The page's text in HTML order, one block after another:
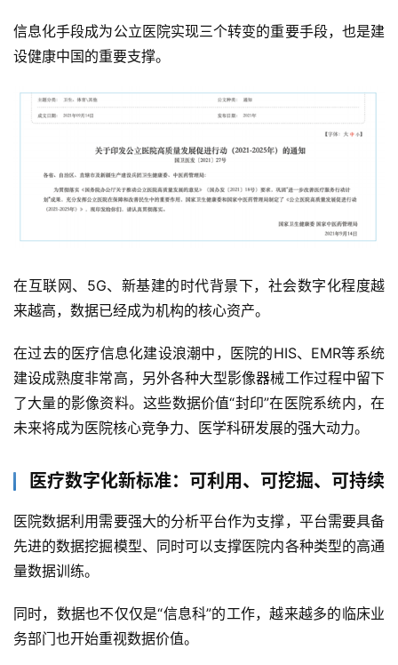
信息化手段成为公立医院实现三个转变的重要手段，也是建
设健康中国的重要支撑。
在互联网、5G、新基建的时代背景下，社会数字化程度越
来越高，数据已经成为机构的核心资产。
在过去的医疗信息化建设浪潮中，医院的HIS、EMR等系统
建设成熟度非常高，另外各种大型影像器械工作过程中留下
了大量的影像资料。这些数据价值“封印”在医院系统内，在
未来将成为医院核心竞争力、医学科研发展的强大动力。
医疗数字化新标准：可利用、可挖掘、可持续
医院数据利用需要强大的分析平台作为支撑，平台需要具备
先进的数据挖掘模型、同时可以支撑医院内各种类型的高通
量数据训练。
同时，数据也不仅仅是“信息科”的工作，越来越多的临床业
务部门也开始重视数据价值。